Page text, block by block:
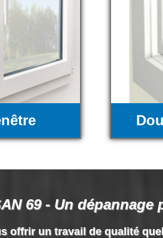
69 - Un dépannage
offrir un travail de qualité